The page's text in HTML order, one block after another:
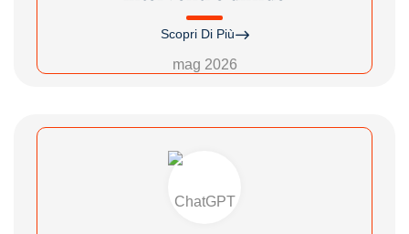
Scopri Di Più